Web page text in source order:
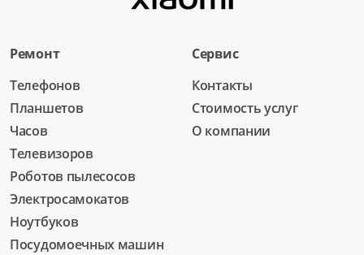
Ремонт
Телефонов
Планшетов
Часов
Телевизоров
Роботов пылесосов
Электросамокатов
Ноутбуков
Посудомоечных машин
Сервис
Контакты
Стоимость услуг
О компании